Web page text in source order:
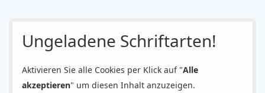
Ungeladene Schriftarten!
Aktivieren Sie alle Cookies per Klick auf "Alle
akzeptieren" um diesen Inhalt anzuzeigen.